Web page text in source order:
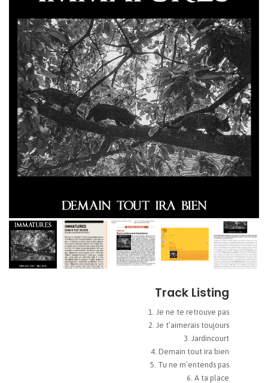
Track Listing
Je ne te retrouve pas
Je t’aimerais toujours
Jardincourt
Demain tout ira bien
Tu ne m’entends pas
A ta place